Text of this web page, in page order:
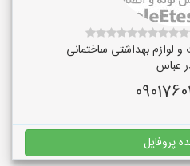
و لوازم بهداشتی ساختمانی
عباس
پروفایل